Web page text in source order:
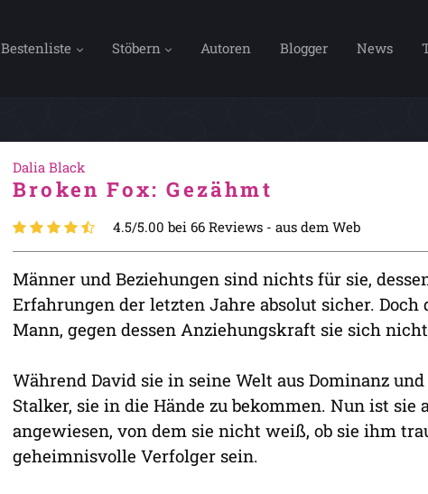
Bestenliste Stöbern Autoren Blogger News
Dalia Black
Broken Fox: Gezähmt
4.5/5.00 bei 66 Reviews - aus dem Web
Männer und Beziehungen sind nichts für sie,
Erfahrungen der letzten Jahre absolut sicher.
Mann, gegen dessen Anziehungskraft sie sich
Während David sie in seine Welt aus Dominanz
Stalker, sie in die Hände zu bekommen. Nun ist sie
angewiesen, von dem sie nicht weiß, ob sie ihm
geheimnisvolle Verfolger sein.